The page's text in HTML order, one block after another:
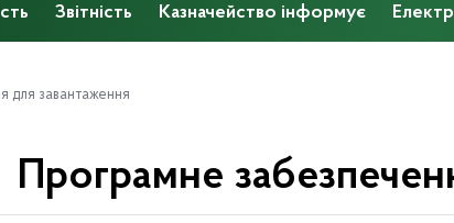
Звітність Казначейство інформує
для завантаження
Програмне